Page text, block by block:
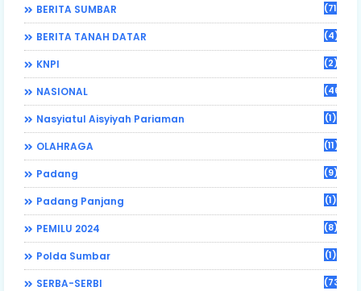
BERITA SUMBAR (71)
BERITA TANAH DATAR (4)
KNPI (2)
NASIONAL (46)
Nasyiatul Aisyiyah Pariaman (1)
OLAHRAGA (11)
Padang (9)
Padang Panjang (1)
PEMILU 2024 (8)
Polda Sumbar (1)
SERBA-SERBI (73)